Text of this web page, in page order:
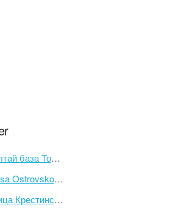
в Главпочтамт
11 в Spassk-Dalny
в Камская улица, 36